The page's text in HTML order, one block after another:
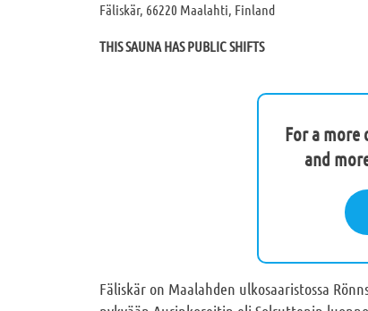
Fäliskär, 66220 Maalahti, Finland
THIS SAUNA HAS PUBLIC SHIFTS
For a more
and
Fäliskär on Maalahden ulkosaaristossa